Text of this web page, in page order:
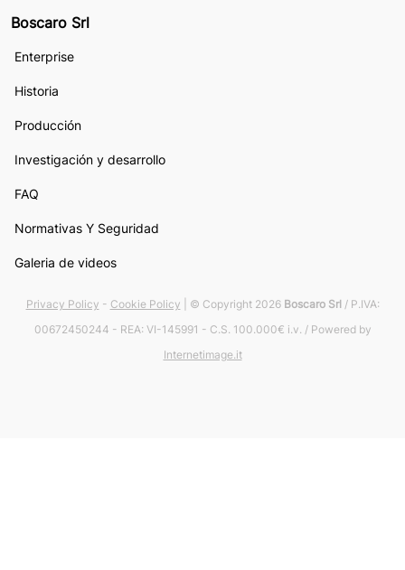
Boscaro Srl
Enterprise
Historia
Producción
Investigación y desarrollo
FAQ
Normativas Y Seguridad
Galeria de videos
Privacy Policy - Cookie Policy | © Copyright 2026 Boscaro Srl / P.IVA:
00672450244 - REA: VI-145991 - C.S. 100.000€ i.v. / Powered by
Internetimage.it